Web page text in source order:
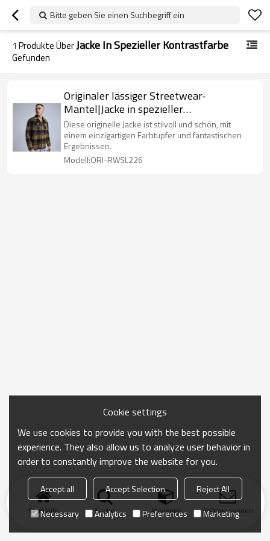
Bitte geben Sie einen Suchbegriff ein
1 Produkte ÜberJacke In Spezieller Kontrastfarbe
Gefunden
Originaler lässiger Streetwear-
Mantel|Jacke in spezieller
Kontrastfarbe|Hemdmantel aus
Lammwolle
Diese originelle Jacke ist stilvoll und schön, mit
einem einzigartigen Farbtupfer und fantastischen
Ergebnissen.
Modell:ORI-RWSL226
Startseite Suche Kategorie Anfrage senden
Cookie settings
We use cookies to provide you with the best possible
experience. They also allow us to analyze user behavior in
order to constantly improve the website for you.
Accept all Accept Selection
Reject All
Necessary
Analytics Preferences Marketing